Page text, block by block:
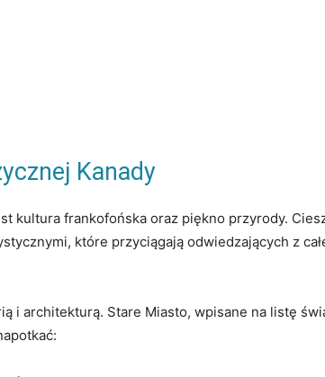
Kanady
kultura frankofońska oraz piękno przyrody.
które przyciągają odwiedzających z
i architekturą. Stare Miasto, wpisane na listę